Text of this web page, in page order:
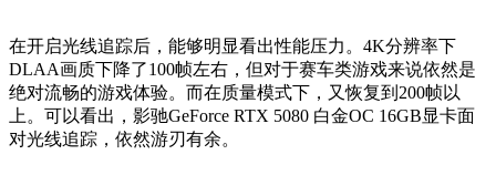
在开启光线追踪后，能够明显看出性能压力。4K分辨率下
DLAA画质下降了100帧左右，但对于赛车类游戏来说依然是
绝对流畅的游戏体验。而在质量模式下，又恢复到200帧以
上。可以看出，影驰GeForce RTX 5080 白金OC 16GB显卡面
对光线追踪，依然游刃有余。